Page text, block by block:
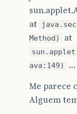
at
Method)
at
ava:149)
…
Me parece
Alguem